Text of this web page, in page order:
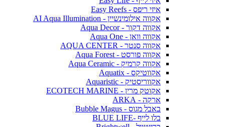
איזי ריפס - Easy Reefs
אקווה אילומינשיין - AI Aqua Illumination
אקווה דקור - Aqua Decor
אקווה וואן - Aqua One
אקווה סנטר - AQUA CENTER
אקווה פורסט - Aqua Forest
אקווה קרמיק - Aqua Ceramic
אקווטיקס - Aquatix
אקווריסטיק - Aquaristic
אקוטק מרין - ECOTECH MARINE
ארקה - ARKA
באבל מגוס - Bubble Magus
בלו לייף -BLUE LIFE